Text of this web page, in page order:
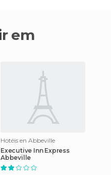
Hotéis en Abbeville
Executive Inn Express
Abbeville